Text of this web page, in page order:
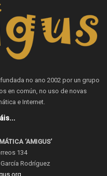
no ano 2002 por un grupo
en común, no uso de novas
e Internet.
‘AMIGUS’
134
Rodríguez